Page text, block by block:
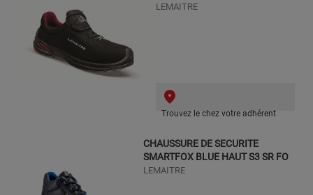
LEMAITRE
Trouvez le chez votre adhérent
CHAUSSURE DE SECURITE
SMARTFOX BLUE HAUT S3 SR FO
LEMAITRE